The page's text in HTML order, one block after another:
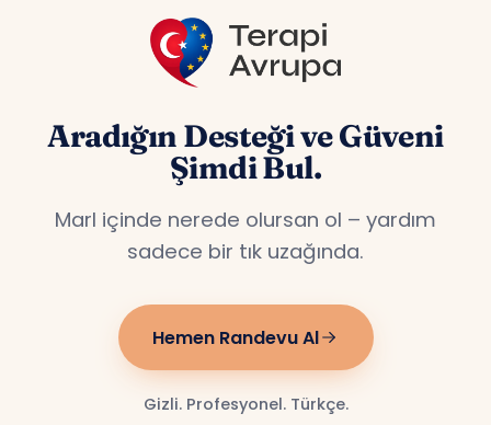
Aradığın Desteği ve Güveni
Şimdi Bul.
Marl içinde nerede olursan ol – yardım
sadece bir tık uzağında.
Hemen Randevu Al
Gizli. Profesyonel. Türkçe.